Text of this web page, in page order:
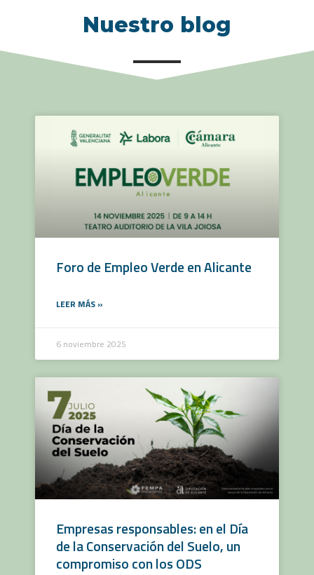
Nuestro blog
Foro de Empleo Verde en Alicante
LEER MÁS »
6 noviembre 2025
Empresas responsables: en el Día
de la Conservación del Suelo, un
compromiso con los ODS